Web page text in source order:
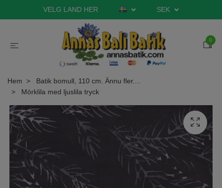
VELG LAND HER SEK
0
Hem
Batik bomull, 110 cm. Ännu fler....
Mörklila med ljuslila tryck